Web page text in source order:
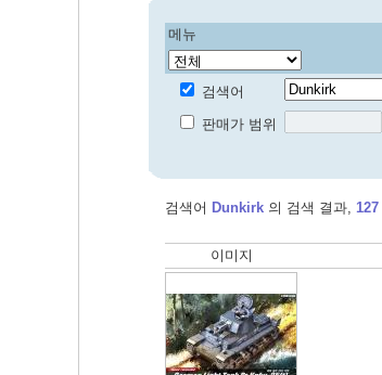
메뉴
검색어
판매가 범위
검색어 Dunkirk 의 검색 결과, 127
이미지